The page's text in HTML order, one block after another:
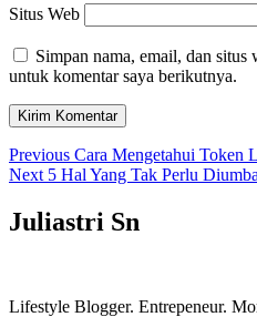
Situs Web
Simpan nama, email, dan situs
untuk komentar saya berikutnya.
Navigasi
pos
Previous Previous
post:
Cara Mengetahui Token
Next Next
5 Hal Yang Tak Perlu
Juliastri Sn
Lifestyle Blogger. Entrepeneur.